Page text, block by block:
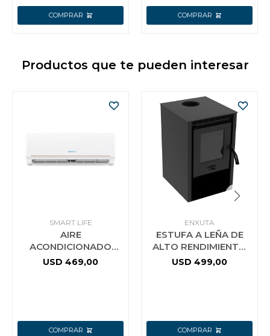
Productos que te pueden interesar
SMART LIFE
AIRE
ACONDICIONADO
INVERTER SMARTLIFE
USD 469,00
ENXUTA
ESTUFA A LEÑA DE
ALTO RENDIMIENTO
ENXUTA 85M3
USD 499,00